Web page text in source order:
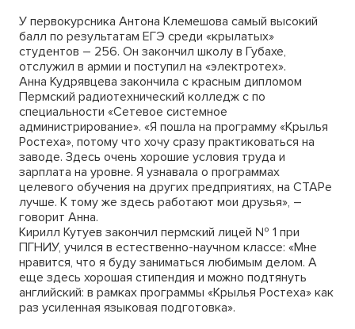
У первокурсника Антона Клемешова самый высокий
балл по результатам ЕГЭ среди «крылатых»
студентов – 256. Он закончил школу в Губахе,
отслужил в армии и поступил на «электротех».
Анна Кудрявцева закончила с красным дипломом
Пермский радиотехнический колледж с по
специальности «Сетевое системное
администрирование». «Я пошла на программу «Крылья
Ростеха», потому что хочу сразу практиковаться на
заводе. Здесь очень хорошие условия труда и
зарплата на уровне. Я узнавала о программах
целевого обучения на других предприятиях, на СТАРе
лучше. К тому же здесь работают мои друзья», –
говорит Анна.
Кирилл Кутуев закончил пермский лицей № 1 при
ПГНИУ, учился в естественно-научном классе: «Мне
нравится, что я буду заниматься любимым делом. А
еще здесь хорошая стипендия и можно подтянуть
английский: в рамках программы «Крылья Ростеха» как
раз усиленная языковая подготовка».